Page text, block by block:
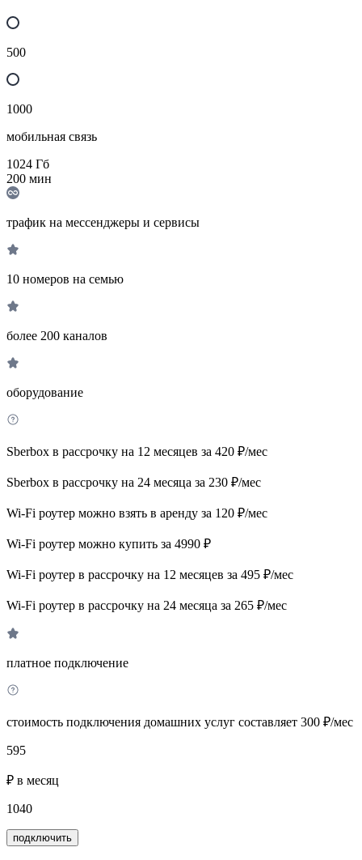
500
1000
мобильная связь
1024 Гб
200 мин
трафик на мессенджеры и сервисы
10 номеров на семью
более 200 каналов
оборудование
Sberbox в рассрочку на 12 месяцев за 420 ₽/мес
Sberbox в рассрочку на 24 месяца за 230 ₽/мес
Wi-Fi роутер можно взять в аренду за 120 ₽/мес
Wi-Fi роутер можно купить за 4990 ₽
Wi-Fi роутер в рассрочку на 12 месяцев за 495 ₽/мес
Wi-Fi роутер в рассрочку на 24 месяца за 265 ₽/мес
платное подключение
стоимость подключения домашних услуг составляет 300 ₽/мес
595
₽ в месяц
1040
подключить